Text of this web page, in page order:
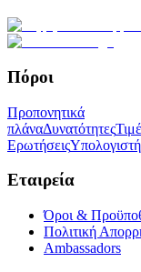
Πόροι
Προπονητικά
πλάναΔυνατότητες
Ερωτήσεις
Εταιρεία
Όροι &
Πολιτική
Ambassadors